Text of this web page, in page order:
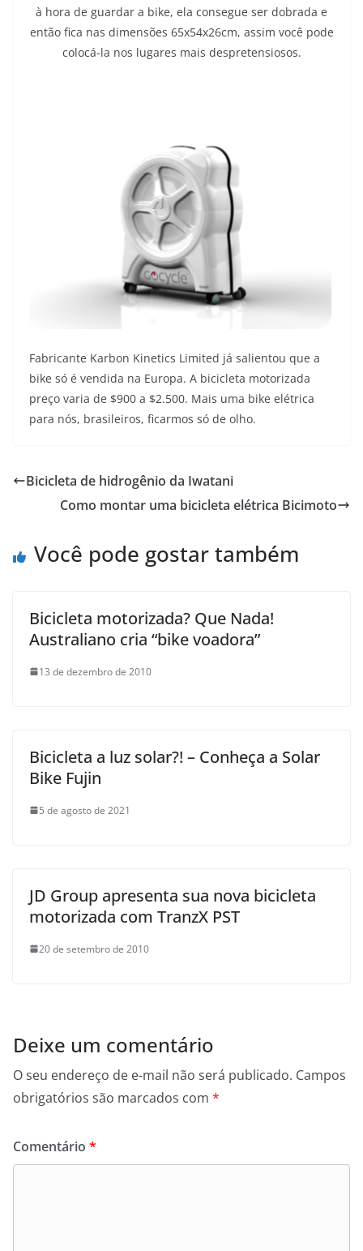
à hora de guardar a bike, ela consegue ser dobrada e
então fica nas dimensões 65x54x26cm, assim você pode
colocá-la nos lugares mais despretensiosos.
Fabricante Karbon Kinetics Limited já salientou que a
bike só é vendida na Europa. A bicicleta motorizada
preço varia de $900 a $2.500. Mais uma bike elétrica
para nós, brasileiros, ficarmos só de olho.
Bicicleta de hidrogênio da Iwatani
Como montar uma bicicleta elétrica Bicimoto
Você pode gostar também
Bicicleta motorizada? Que Nada!
Australiano cria “bike voadora”
13 de dezembro de 2010
Bicicleta a luz solar?! – Conheça a Solar
Bike Fujin
5 de agosto de 2021
JD Group apresenta sua nova bicicleta
motorizada com TranzX PST
20 de setembro de 2010
Deixe um comentário
O seu endereço de e-mail não será publicado. Campos
obrigatórios são marcados com *
Comentário *